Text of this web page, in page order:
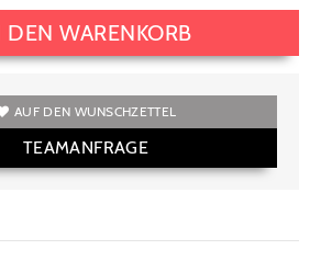
DEN WARENKORB
AUF DEN WUNSCHZETTEL
TEAMANFRAGE